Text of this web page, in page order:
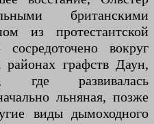
британскими
из протестантской
вокруг
графств Даун,
развивалась
льняная, позже
виды дымоходного